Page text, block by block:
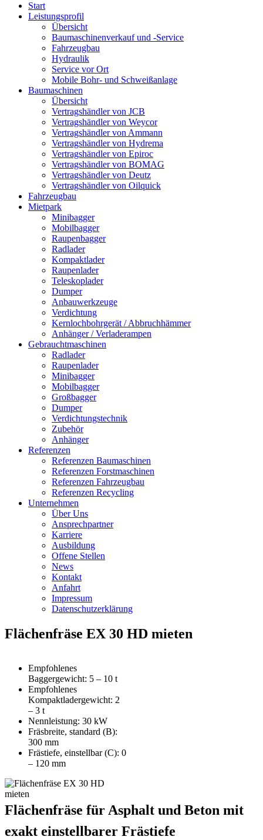
Start
Leistungsprofil
Übersicht
Baumaschinenverkauf und -Service
Fahrzeugbau
Hydraulik
Service vor Ort
Mobile Bohr- und Schweißanlage
Baumaschinen
Übersicht
Vertragshändler von JCB
Vertragshändler von Weycor
Vertragshändler von Ammann
Vertragshändler von Hydrema
Vertragshändler von Epiroc
Vertragshändler von BOMAG
Vertragshändler von Deutz
Vertragshändler von Oilquick
Fahrzeugbau
Mietpark
Minibagger
Mobilbagger
Raupenbagger
Radlader
Kompaktlader
Raupenlader
Teleskoplader
Dumper
Anbauwerkzeuge
Verdichtung
Kernlochbohrgerät / Abbruchhämmer
Anhänger / Verladerampen
Gebrauchtmaschinen
Radlader
Raupenlader
Minibagger
Mobilbagger
Großbagger
Dumper
Verdichtungstechnik
Zubehör
Anhänger
Referenzen
Referenzen Baumaschinen
Referenzen Forstmaschinen
Referenzen Fahrzeugbau
Referenzen Recycling
Unternehmen
Über Uns
Ansprechpartner
Karriere
Ausbildung
Offene Stellen
News
Kontakt
Anfahrt
Impressum
Datenschutzerklärung
Flächenfräse EX 30 HD mieten
Empfohlenes
Baggergewicht: 5 – 10 t
Empfohlenes
Kompaktladergewicht: 2
– 3 t
Nennleistung: 30 kW
Fräsbreite, standard (B):
300 mm
Frästiefe, einstellbar (C): 0
– 120 mm
Flächenfräse für Asphalt und Beton mit
exakt einstellbarer Frästiefe